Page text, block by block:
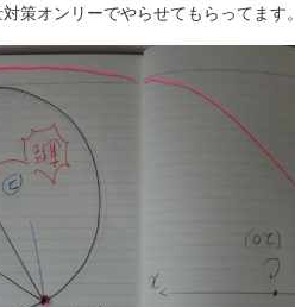
策オンリーでやらせてもらってます。